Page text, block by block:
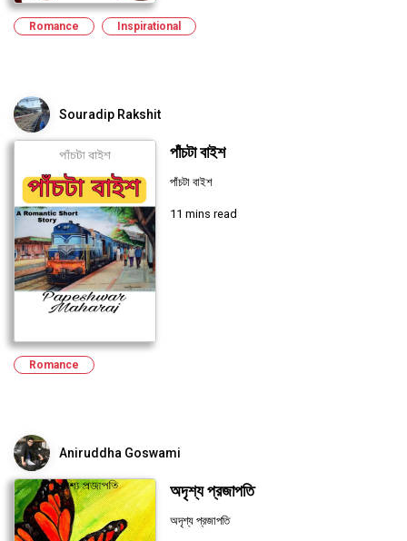
Romance Inspirational
Souradip Rakshit
পাঁচটা বাইশ
পাঁচটা বাইশ
11 mins read
Romance
Aniruddha Goswami
অদৃশ্য প্রজাপতি
অদৃশ্য প্রজাপতি